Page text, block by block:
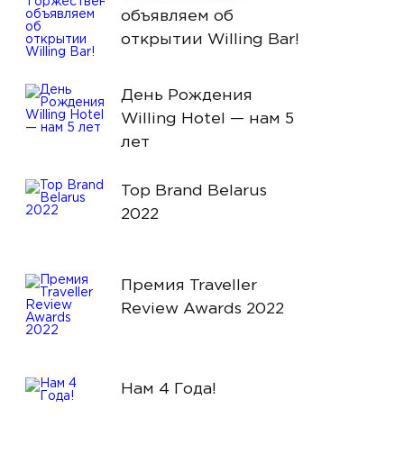
объявляем об
открытии Willing Bar!
День Рождения
Willing Hotel — нам 5
лет
Top Brand Belarus
2022
Премия Traveller
Review Awards 2022
Нам 4 Года!